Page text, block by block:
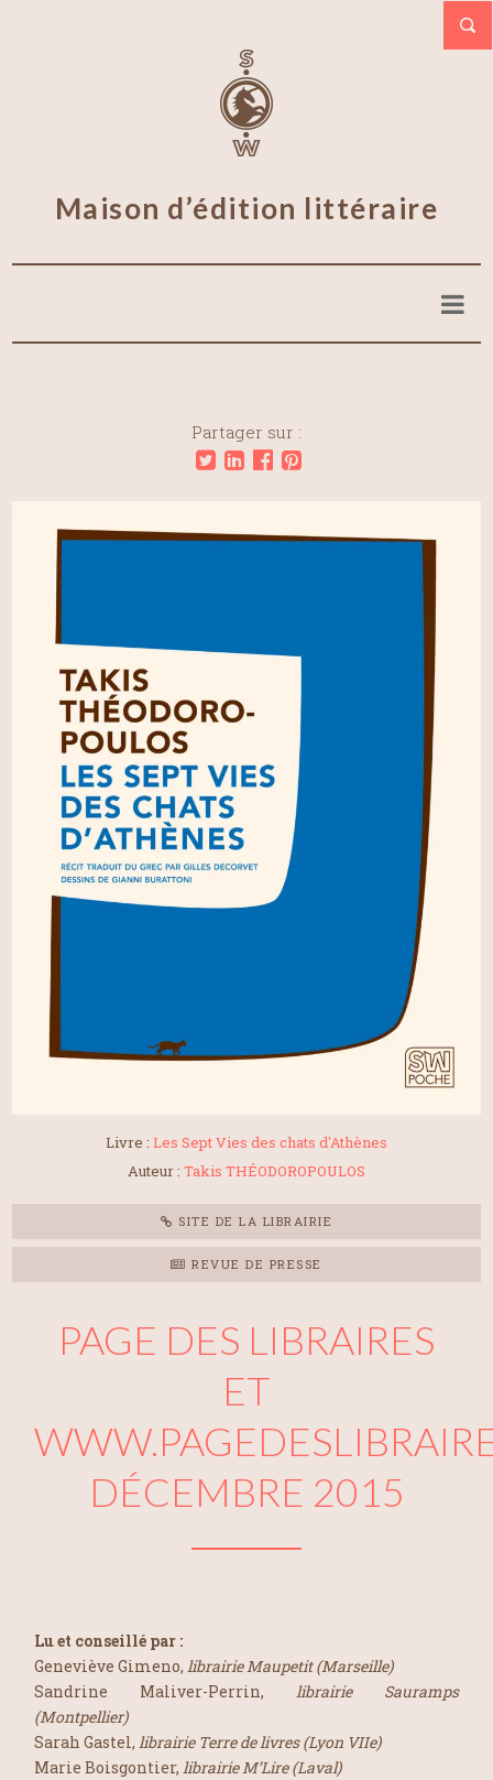
Maison d’édition littéraire
Partager sur :
Livre : Les Sept Vies des chats d'Athènes
Auteur : Takis THÉODOROPOULOS
SITE DE LA LIBRAIRIE
REVUE DE PRESSE
PAGE DES LIBRAIRES
ET
DÉCEMBRE 2015
Lu et conseillé par :
Geneviève Gimeno, librairie Maupetit (Marseille)
Sandrine Maliver-Perrin, librairie Sauramps
(Montpellier)
Sarah Gastel, librairie Terre de livres (Lyon VIIe)
Marie Boisgontier, librairie M’Lire (Laval)